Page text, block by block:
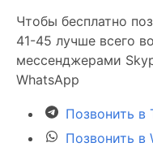
Чтобы бесплатно
41-45 лучше всего
мессенджерами
WhatsApp
Позвонить в
Позвонить в